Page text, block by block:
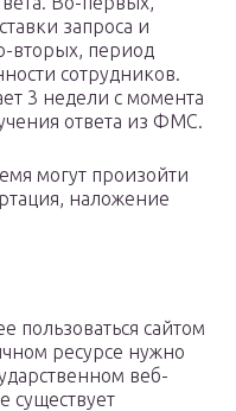
запроса и
вторых, период
сотрудников.
3 недели с момента
ответа из ФМС.
могут произойти
наложение
сайтом
ресурсе нужно
веб-
существует